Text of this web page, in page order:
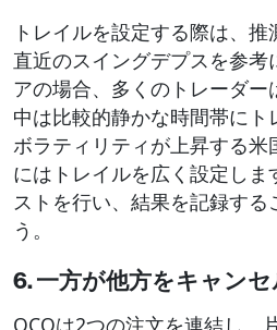
トレイルを設定する際は、推
直近のスイングデプスを参
アの場合、多くのトレーダ
中は比較的静かな時間帯にト
ボラティリティが上昇する
にはトレイルを広く設定し
ストを行い、結果を記録する
う。
6. 一方が他方をキャンセ
OCOは2つの注文を連結し、